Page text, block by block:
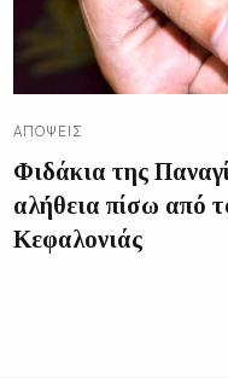
ΑΠΌΨΕΙΣ
Φιδάκια της
αλήθεια πίσω από
Κεφαλονιάς